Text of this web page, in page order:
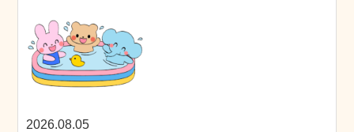
2026.08.05